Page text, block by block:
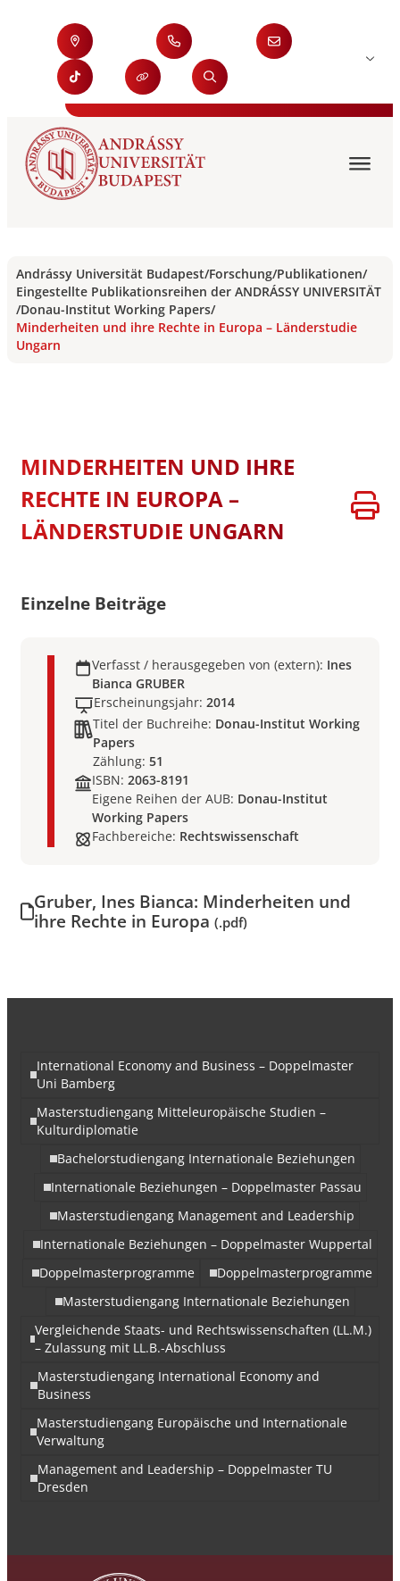
Andrássy Universität Budapest/Forschung/Publikationen/
Eingestellte Publikationsreihen der ANDRÁSSY UNIVERSITÄT
/Donau-Institut Working Papers/
Minderheiten und ihre Rechte in Europa – Länderstudie
Ungarn
MINDERHEITEN UND IHRE
RECHTE IN EUROPA –
LÄNDERSTUDIE UNGARN
Einzelne Beiträge
Verfasst / herausgegeben von (extern): Ines
Bianca GRUBER
Erscheinungsjahr: 2014
Titel der Buchreihe: Donau-Institut Working
Papers
Zählung:51
ISBN: 2063-8191
Eigene Reihen der AUB: Donau-Institut
Working Papers
Fachbereiche: Rechtswissenschaft
Gruber, Ines Bianca: Minderheiten und
ihre Rechte in Europa (.pdf)
International Economy and Business – Doppelmaster
Uni Bamberg
Masterstudiengang Mitteleuropäische Studien –
Kulturdiplomatie
Bachelorstudiengang Internationale Beziehungen
Internationale Beziehungen – Doppelmaster Passau
Masterstudiengang Management and Leadership
Internationale Beziehungen – Doppelmaster Wuppertal
Doppelmasterprogramme
Doppelmasterprogramme
Masterstudiengang Internationale Beziehungen
Vergleichende Staats- und Rechtswissenschaften (LL.M.)
– Zulassung mit LL.B.-Abschluss
Masterstudiengang International Economy and
Business
Masterstudiengang Europäische und Internationale
Verwaltung
Management and Leadership – Doppelmaster TU
Dresden